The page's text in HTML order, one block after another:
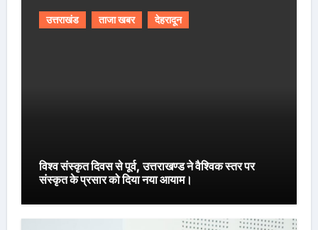
उत्तराखंड ताजा खबर देहरादून
विश्व संस्कृत दिवस से पूर्व, उत्तराखण्ड ने वैश्विक स्तर पर
संस्कृत के प्रसार को दिया नया आयाम।